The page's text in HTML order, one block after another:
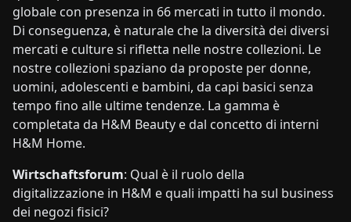
globale con presenza in 66 mercati in tutto il mondo.
Di conseguenza, è naturale che la diversità dei diversi
mercati e culture si rifletta nelle nostre collezioni. Le
nostre collezioni spaziano da proposte per donne,
uomini, adolescenti e bambini, da capi basici senza
tempo fino alle ultime tendenze. La gamma è
completata da H&M Beauty e dal concetto di interni
H&M Home.
Wirtschaftsforum: Qual è il ruolo della
digitalizzazione in H&M e quali impatti ha sul business
dei negozi fisici?